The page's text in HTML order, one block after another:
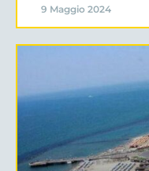
9 Maggio 2024